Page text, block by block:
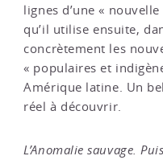
lignes d’une «
qu’il utilise ensuite,
concrètement les
« populaires et
Amérique latine. Un
réel à découvrir.
L’Anomalie sauvage.